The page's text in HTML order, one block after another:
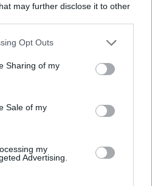
may further disclose it to other
Opt Outs
Sharing of my
Sale of my
my
Advertising.
MÁS
de nivel 26872
de nivel 26873